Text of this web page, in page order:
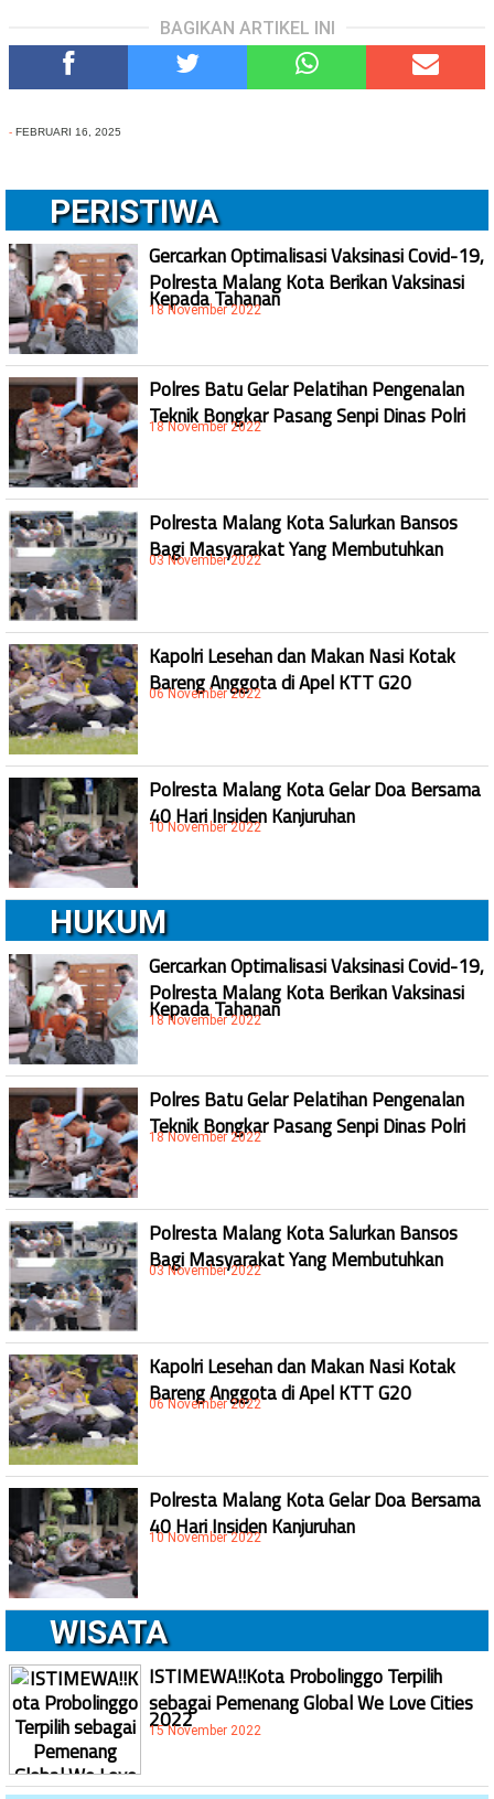
BAGIKAN ARTIKEL INI
- FEBRUARI 16, 2025
PERISTIWA
Gercarkan Optimalisasi Vaksinasi Covid-19,
Polresta Malang Kota Berikan Vaksinasi
Kepada Tahanan
18 November 2022
Polres Batu Gelar Pelatihan Pengenalan
Teknik Bongkar Pasang Senpi Dinas Polri
18 November 2022
Polresta Malang Kota Salurkan Bansos
Bagi Masyarakat Yang Membutuhkan
03 November 2022
Kapolri Lesehan dan Makan Nasi Kotak
Bareng Anggota di Apel KTT G20
06 November 2022
Polresta Malang Kota Gelar Doa Bersama
40 Hari Insiden Kanjuruhan
10 November 2022
HUKUM
Gercarkan Optimalisasi Vaksinasi Covid-19,
Polresta Malang Kota Berikan Vaksinasi
Kepada Tahanan
18 November 2022
Polres Batu Gelar Pelatihan Pengenalan
Teknik Bongkar Pasang Senpi Dinas Polri
18 November 2022
Polresta Malang Kota Salurkan Bansos
Bagi Masyarakat Yang Membutuhkan
03 November 2022
Kapolri Lesehan dan Makan Nasi Kotak
Bareng Anggota di Apel KTT G20
06 November 2022
Polresta Malang Kota Gelar Doa Bersama
40 Hari Insiden Kanjuruhan
10 November 2022
WISATA
ISTIMEWA!!Kota Probolinggo Terpilih
sebagai Pemenang Global We Love Cities
2022
15 November 2022